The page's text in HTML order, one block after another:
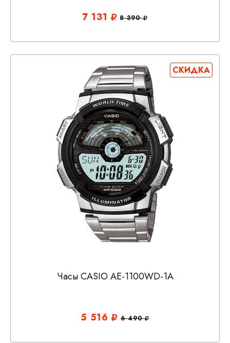
7 131 8 390
СКИДКА
Часы CASIO AE-1100WD-1A
5 516 6 490